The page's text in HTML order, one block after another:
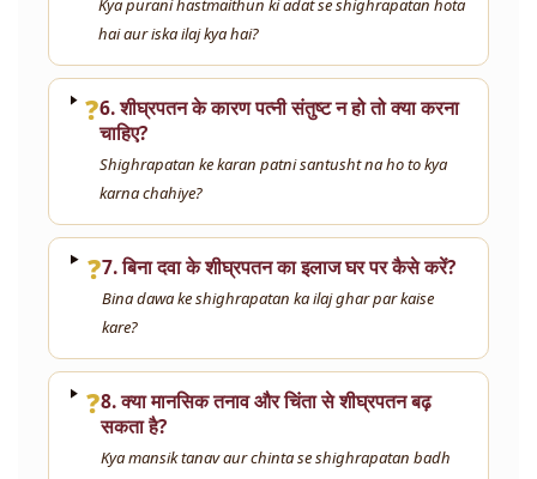
Kya purani hastmaithun ki adat se shighrapatan hota
hai aur iska ilaj kya hai?
❓6. शीघ्रपतन के कारण पत्नी संतुष्ट न हो तो क्या करना
चाहिए?
Shighrapatan ke karan patni santusht na ho to kya
karna chahiye?
❓7. बिना दवा के शीघ्रपतन का इलाज घर पर कैसे करें?
Bina dawa ke shighrapatan ka ilaj ghar par kaise
kare?
❓8. क्या मानसिक तनाव और चिंता से शीघ्रपतन बढ़
सकता है?
Kya mansik tanav aur chinta se shighrapatan badh